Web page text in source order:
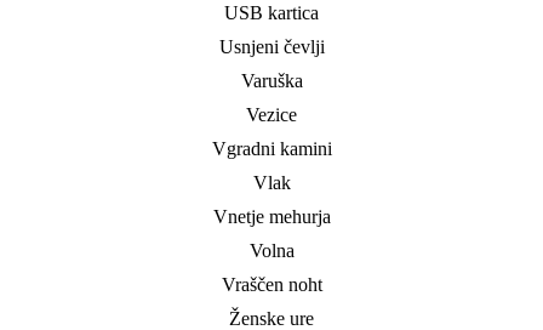
USB kartica
Usnjeni čevlji
Varuška
Vezice
Vgradni kamini
Vlak
Vnetje mehurja
Volna
Vraščen noht
Ženske ure